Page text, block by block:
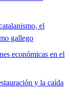
el
gallego
económicas en el
y la caída